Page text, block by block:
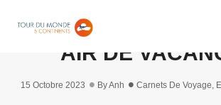
NICE (FRANCE) :
AIR DE
15 Octobre 2023 ByAnh Carnets De Voyage,